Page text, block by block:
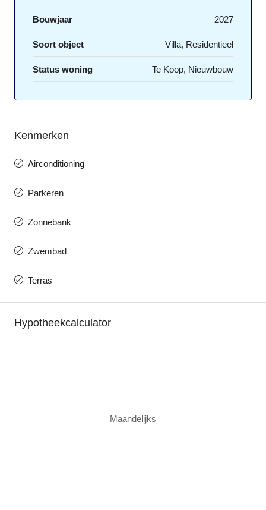
Bouwjaar 2027
Soort object Villa, Residentieel
Status woning Te Koop, Nieuwbouw
Kenmerken
Airconditioning
Parkeren
Zonnebank
Zwembad
Terras
Hypotheekcalculator
Maandelijks